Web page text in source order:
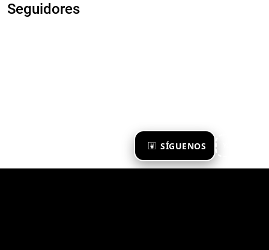
SÍGUENOS
Seguidores